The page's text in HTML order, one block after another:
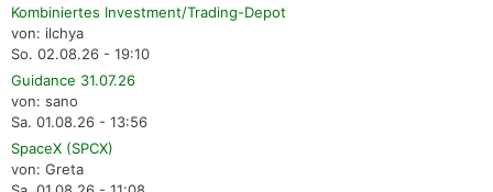
Kombiniertes Investment/Trading-Depot
von: ilchya
So. 02.08.26 - 19:10
Guidance 31.07.26
von: sano
Sa. 01.08.26 - 13:56
SpaceX (SPCX)
von: Greta